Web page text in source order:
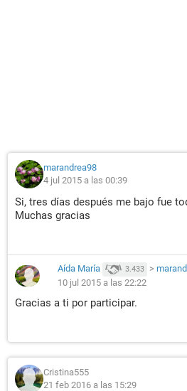
marandrea98
4 jul 2015 a las 00:39
Si, tres días después me bajo fue
Muchas gracias
Aída María 3.433 >
10 jul 2015 a las 22:22
Gracias a ti por participar.
Cristina555
21 feb 2016 a las 15:29